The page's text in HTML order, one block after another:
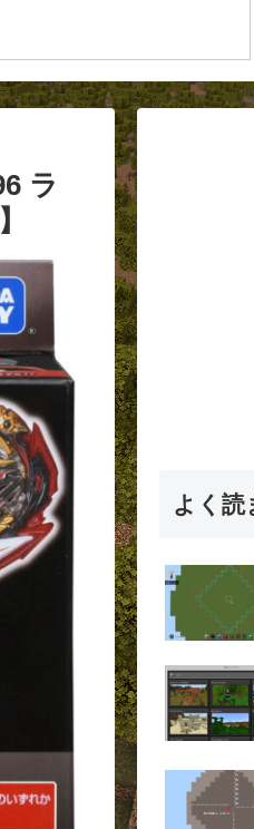
ラ
よく読